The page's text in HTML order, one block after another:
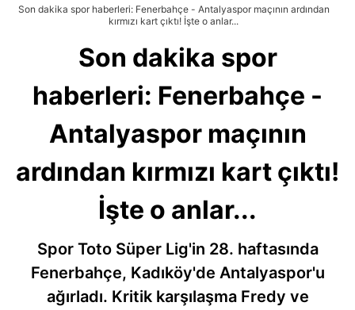
Son dakika spor haberleri: Fenerbahçe - Antalyaspor maçının ardından
kırmızı kart çıktı! İşte o anlar...
Son dakika spor
haberleri: Fenerbahçe -
Antalyaspor maçının
ardından kırmızı kart çıktı!
İşte o anlar...
Spor Toto Süper Lig'in 28. haftasında
Fenerbahçe, Kadıköy'de Antalyaspor'u
ağırladı. Kritik karşılaşma Fredy ve